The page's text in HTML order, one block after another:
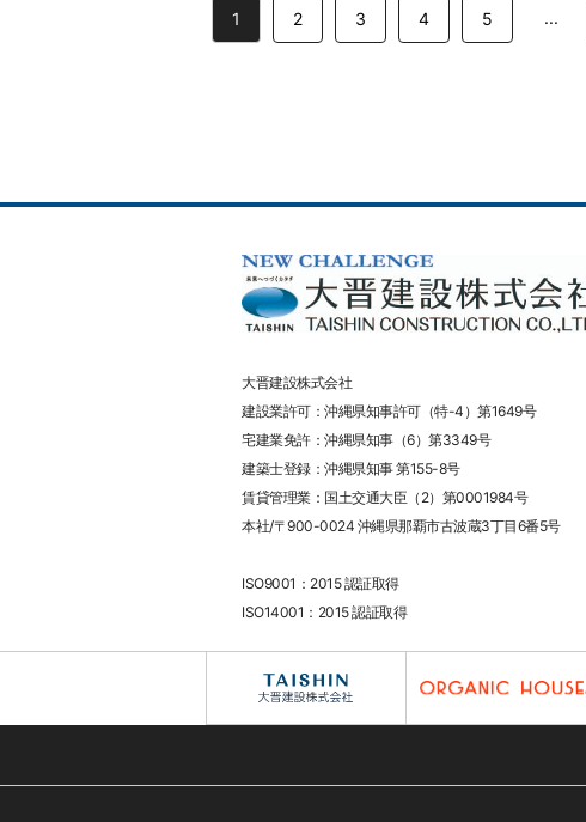
1 2 3 4 5 ...
大晋建設株式会社
建設業許可：沖縄県知事許可（特-4）第1649号
宅建業免許：沖縄県知事（6）第3349号
建築士登録：沖縄県知事 第155-8号
賃貸管理業：国土交通大臣（2）第0001984号
本社/〒900-0024 沖縄県那覇市古波蔵3丁目6番5号
ISO9001：2015 認証取得
ISO14001：2015 認証取得